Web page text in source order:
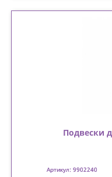
Подвески
Артикул: 9902240